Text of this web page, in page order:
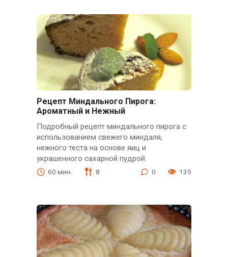
Рецепт Миндального Пирога:
Ароматный и Нежный
Подробный рецепт миндального пирога с
использованием свежего миндаля,
нежного теста на основе яиц и
украшенного сахарной пудрой.
60 мин. 8 0 135